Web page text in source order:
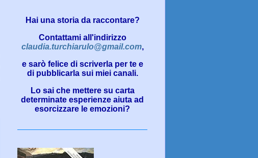
Hai una storia da raccontare?
Contattami all'indirizzo
claudia.turchiarulo@gmail.com,
e sarò felice di scriverla per te e
di pubblicarla sui miei canali.
Lo sai che mettere su carta
determinate esperienze aiuta ad
esorcizzare le emozioni?